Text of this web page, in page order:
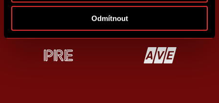
Odmítnout